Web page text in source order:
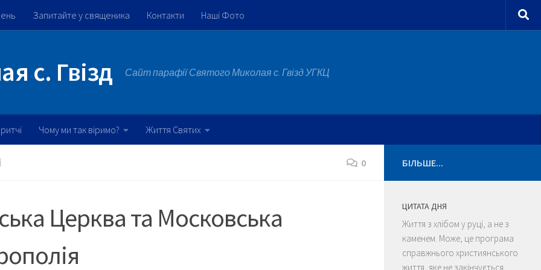
Запитайте у священика Контакти Наші Фото
с. Гвізд Сайт парафії Святого Миколая с. Гвізд УГКЦ
Чому ми так віримо? Життя Святих
0
Церква та Московська
БІЛЬШЕ...
ЦИТАТА ДНЯ
Життя з хлібом у руці, а не з
каменем. Може, це програма
справжнього християнського
життя, яке не закінчується,